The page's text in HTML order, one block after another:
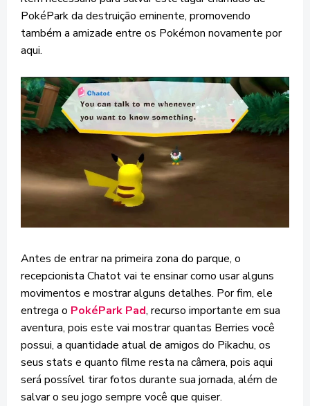
PokéParkda destruição eminente, promovendo
também a amizade entre os Pokémon novamente por
aqui.
Antes de entrar na primeira zona do parque, o
recepcionista Chatot vai te ensinar como usar alguns
movimentos e mostrar alguns detalhes. Por fim, ele
entrega o PokéPark Pad, recurso importante em sua
aventura, pois este vai mostrar quantas Berries você
possui, a quantidade atual de amigos do Pikachu, os
seus stats e quanto filme resta na câmera, pois aqui
será possível tirar fotos durante sua jornada, além de
salvar o seu jogo sempre você que quiser.